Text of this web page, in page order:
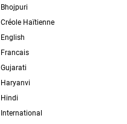
Bhojpuri
Créole Haïtienne
English
Francais
Gujarati
Haryanvi
Hindi
International